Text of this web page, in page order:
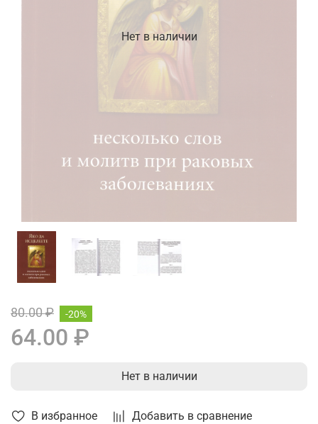
В избранное Добавить в сравнение
Нет в наличии
80.00 ₽
64.00 ₽
-20%
Нет в наличии